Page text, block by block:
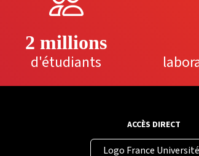
2 millions
d'étudiants
ACCÈS DIRECT
Logo France